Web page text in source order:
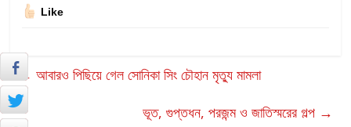
Like
← আবারও পিছিয়ে গেল সোনিকা সিং চৌহান মৃত্যু মামলা
ভূত, গুপ্তধন, পরজন্ম ও জাতিস্মরের গল্প →